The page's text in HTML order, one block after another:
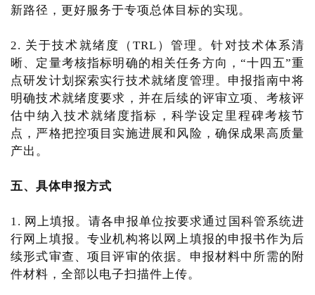
新路径，更好服务于专项总体目标的实现。
2. 关于技术就绪度（TRL）管理。针对技术体系清
晰、定量考核指标明确的相关任务方向，“十四五”重
点研发计划探索实行技术就绪度管理。申报指南中将
明确技术就绪度要求，并在后续的评审立项、考核评
估中纳入技术就绪度指标，科学设定里程碑考核节
点，严格把控项目实施进展和风险，确保成果高质量
产出。
五、具体申报方式
1. 网上填报。请各申报单位按要求通过国科管系统进
行网上填报。专业机构将以网上填报的申报书作为后
续形式审查、项目评审的依据。申报材料中所需的附
件材料，全部以电子扫描件上传。